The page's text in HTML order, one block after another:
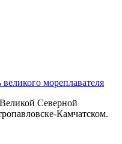
мореплавателя
Северной
Камчатском.